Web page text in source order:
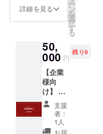
ルクを
入れな
蔵庫で
２日、
３日は
保存で
きま
す。
（黒） *
・容量
500ml
・素材
フ
タ：ポ
リプロ
ピレン
本
オンラ
ただき
ます。 *
日程は
2022年
1月頃を
目安と
してい
ます。 *
お茶会
開催場
詳細を見る ー
ン
を
選
択
す
る
50,
000 円
残り9
【企業
様向
け】 ・
支援企
業様と
して公
式HP掲
支援
者：
1人
お届